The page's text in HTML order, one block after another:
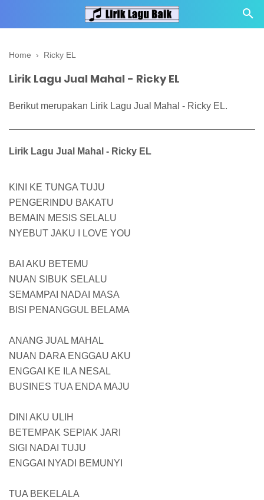
Home › Ricky EL
Lirik Lagu Jual Mahal - Ricky EL
Berikut merupakan Lirik Lagu Jual Mahal - Ricky EL.
Lirik Lagu Jual Mahal - Ricky EL
KINI KE TUNGA TUJU
PENGERINDU BAKATU
BEMAIN MESIS SELALU
NYEBUT JAKU I LOVE YOU
BAI AKU BETEMU
NUAN SIBUK SELALU
SEMAMPAI NADAI MASA
BISI PENANGGUL BELAMA
ANANG JUAL MAHAL
NUAN DARA ENGGAU AKU
ENGGAI KE ILA NESAL
BUSINES TUA ENDA MAJU
DINI AKU ULIH
BETEMPAK SEPIAK JARI
SIGI NADAI TUJU
ENGGAI NYADI BEMUNYI
TUA BEKELALA